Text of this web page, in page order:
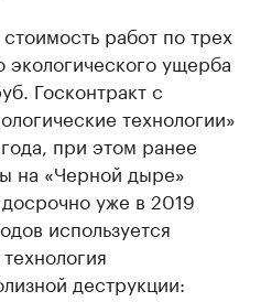
работ по трех
экологического ущерба
Госконтракт с
технологии»
при этом ранее
на «Черной дыре»
уже в 2019
используется
деструкции: